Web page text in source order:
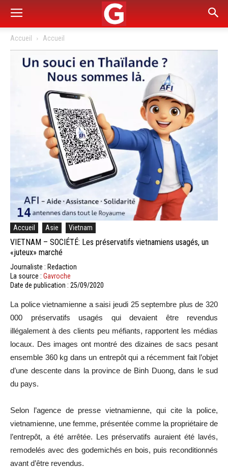
Accueil Accueil
Accueil Asie Vietnam
VIETNAM – SOCIÉTÉ: Les préservatifs vietnamiens usagés, un
«juteux» marché
Journaliste : Redaction
La source : Gavroche
Date de publication : 25/09/2020
La police vietnamienne a saisi jeudi 25 septembre plus de 320
000 préservatifs usagés qui devaient être revendus
illégalement à des clients peu méfiants, rapportent les médias
locaux. Des images ont montré des dizaines de sacs pesant
ensemble 360 kg dans un entrepôt qui a récemment fait l’objet
d’une descente dans la province de Binh Duong, dans le sud
du pays.
Selon l’agence de presse vietnamienne, qui cite la police,
vietnamienne, une femme, présentée comme la propriétaire de
l’entrepôt, a été arrêtée. Les préservatifs auraient été lavés,
remodelés avec des godemichés en bois, puis reconditionnés
avant d’être revendus.